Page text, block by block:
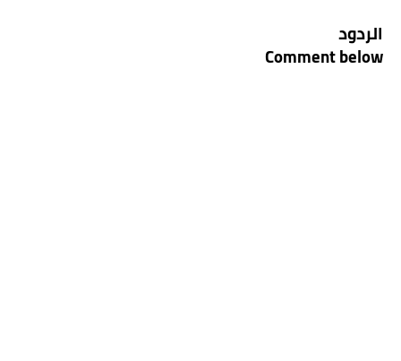
الردود
Comment below